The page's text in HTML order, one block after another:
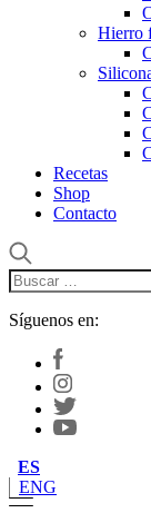
Hierro
Recetas
Shop
Contacto
Buscar:
Síguenos en:
ES
ENG